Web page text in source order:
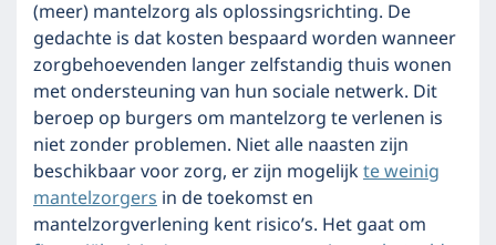
(meer) mantelzorg als oplossingsrichting. De
gedachte is dat kosten bespaard worden wanneer
zorgbehoevenden langer zelfstandig thuis wonen
met ondersteuning van hun sociale netwerk. Dit
beroep op burgers om mantelzorg te verlenen is
niet zonder problemen. Niet alle naasten zijn
beschikbaar voor zorg, er zijn mogelijkte weinig
mantelzorgersin de toekomst en
mantelzorgverlening kent risico’s. Het gaat om